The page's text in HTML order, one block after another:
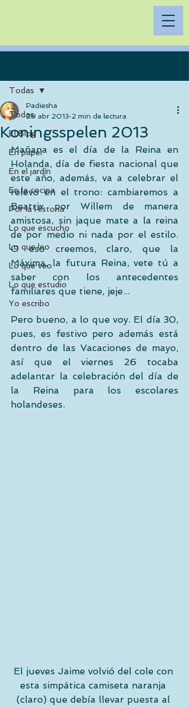
Todas
El Blog
En papel
En el jardín
En la cocina
Por la Historia
Lo que escucho
Lo que leo
Lo que veo
Lo que estudio
Yo escribo
Todas
Koningsspelen 2013
Padiesha
29 abr 2013 2 min de lectura
Mañana es el día de la Reina en
Holanda, día de fiesta nacional que
este año, además, va a celebrar el
relevo en el trono: cambiaremos a
Beatrix por Willem de manera
amistosa, sin jaque mate a la reina
de por medio ni nada por el estilo.
O eso creemos, claro, que la
Máxima, la futura Reina, vete tú a
saber con los antecedentes
familiares que tiene, jeje...
Pero bueno, a lo que voy. El día 30,
pues, es festivo pero además está
dentro de las Vacaciones de mayo,
así que el viernes 26 tocaba
adelantar la celebración del día de
la Reina para los escolares
holandeses.
El jueves Jaime volvió del cole con
esta simpática camiseta naranja
(claro) que debía llevar puesta al